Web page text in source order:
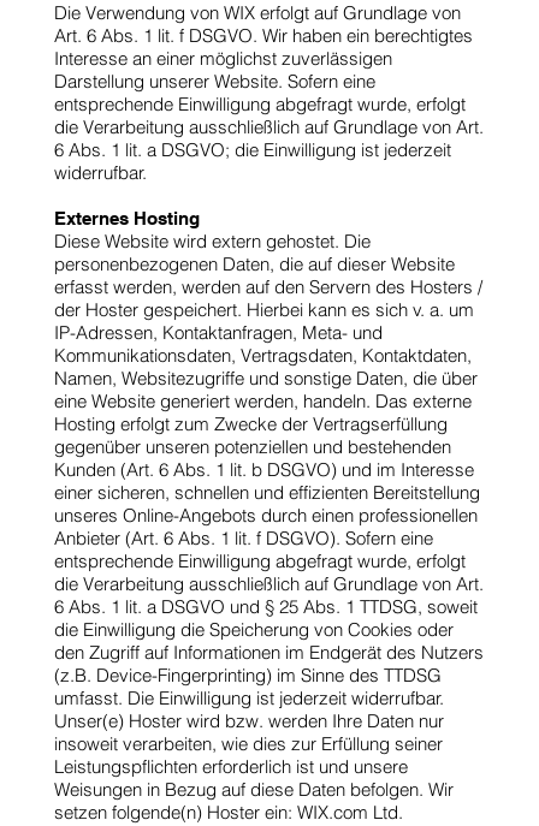
Die Verwendung von WIX erfolgt auf Grundlage von
Art. 6 Abs. 1 lit. f DSGVO. Wir haben ein berechtigtes
Interesse an einer möglichst zuverlässigen
Darstellung unserer Website. Sofern eine
entsprechende Einwilligung abgefragt wurde, erfolgt
die Verarbeitung ausschließlich auf Grundlage von Art.
6 Abs. 1 lit. a DSGVO; die Einwilligung ist jederzeit
widerrufbar.
Externes Hosting
Diese Website wird extern gehostet. Die
personenbezogenen Daten, die auf dieser Website
erfasst werden, werden auf den Servern des Hosters /
der Hoster gespeichert. Hierbei kann es sich v. a. um
IP-Adressen, Kontaktanfragen, Meta- und
Kommunikationsdaten, Vertragsdaten, Kontaktdaten,
Namen, Websitezugriffe und sonstige Daten, die über
eine Website generiert werden, handeln. Das externe
Hosting erfolgt zum Zwecke der Vertragserfüllung
gegenüber unseren potenziellen und bestehenden
Kunden (Art. 6 Abs. 1 lit. b DSGVO) und im Interesse
einer sicheren, schnellen und effizienten Bereitstellung
unseres Online-Angebots durch einen professionellen
Anbieter (Art. 6 Abs. 1 lit. f DSGVO). Sofern eine
entsprechende Einwilligung abgefragt wurde, erfolgt
die Verarbeitung ausschließlich auf Grundlage von Art.
6 Abs. 1 lit. a DSGVO und § 25 Abs. 1 TTDSG, soweit
die Einwilligung die Speicherung von Cookies oder
den Zugriff auf Informationen im Endgerät des Nutzers
(z.B. Device-Fingerprinting) im Sinne des TTDSG
umfasst. Die Einwilligung ist jederzeit widerrufbar.
Unser(e) Hoster wird bzw. werden Ihre Daten nur
insoweit verarbeiten, wie dies zur Erfüllung seiner
Leistungspflichten erforderlich ist und unsere
Weisungen in Bezug auf diese Daten befolgen. Wir
setzen folgende(n) Hoster ein: WIX.com Ltd.